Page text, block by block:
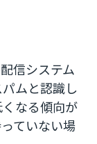
信システム
ムと認識し
なる傾向が
ていない場